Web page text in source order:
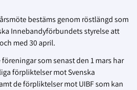
bestäms genom röstlängd som
Innebandyförbundets styrelse att
med 30 april.
som senast den 1 mars har
förpliktelser mot Svenska
de förpliktelser mot UIBF som kan